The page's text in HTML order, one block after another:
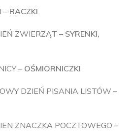
– RACZKI
ZWIERZĄT – SYRENKI,
– OŚMIORNICZKI
DZIEŃ PISANIA LISTÓW –
ZNACZKA POCZTOWEGO –